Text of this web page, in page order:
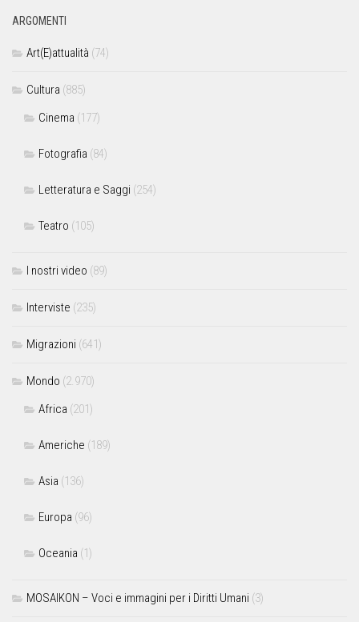
ARGOMENTI
Art(E)attualità (74)
Cultura (885)
Cinema (177)
Fotografia (84)
Letteratura e Saggi (254)
Teatro (105)
I nostri video (89)
Interviste (235)
Migrazioni (641)
Mondo (2.970)
Africa (201)
Americhe (189)
Asia (136)
Europa (96)
Oceania (1)
MOSAIKON – Voci e immagini per i Diritti Umani (3)